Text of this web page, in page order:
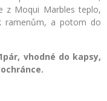
z Moqui Marbles teplo,
ramenům, a potom do
vhodné do kapsy,